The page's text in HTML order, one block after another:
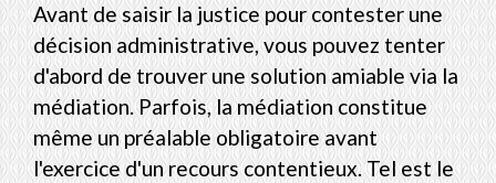
Avant de saisir la justice pour contester une
décision administrative, vous pouvez tenter
d'abord de trouver une solution amiable via la
médiation. Parfois, la médiation constitue
même un préalable obligatoire avant
l'exercice d'un recours contentieux. Tel est le